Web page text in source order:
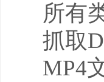
所有
抓取
MP4